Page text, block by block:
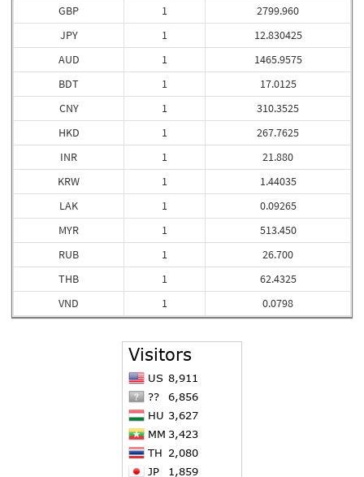
GBP
JPY
AUD
BDT
CNY
HKD
INR
KRW
LAK
MYR
RUB
THB
VND
1
1
1
1
1
1
1
1
1
1
1
1
1
2799.960
12.830425
1465.9575
17.0125
310.3525
267.7625
21.880
1.44035
0.09265
513.450
26.700
62.4325
0.0798